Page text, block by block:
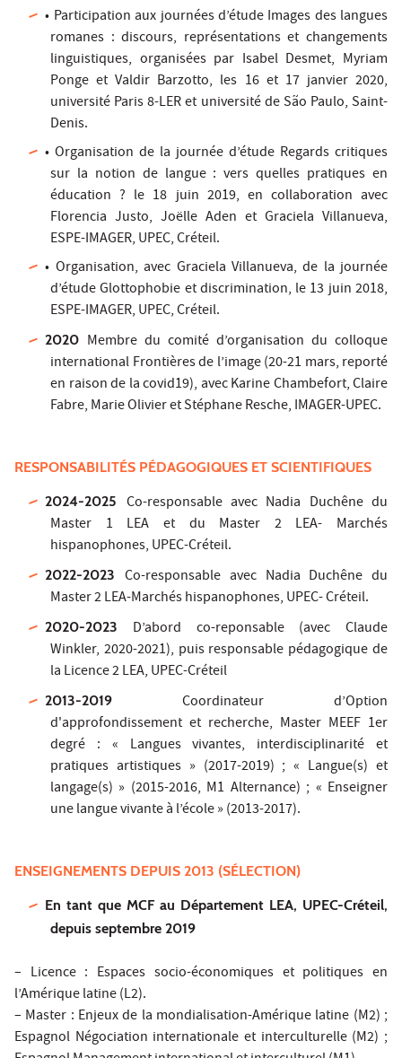
• Participation aux journées d’étude Images des langues
romanes : discours, représentations et changements
linguistiques, organisées par Isabel Desmet, Myriam
Ponge et Valdir Barzotto, les 16 et 17 janvier 2020,
université Paris 8-LER et université de São Paulo, Saint-
Denis.
• Organisation de la journée d’étude Regards critiques
sur la notion de langue : vers quelles pratiques en
éducation ? le 18 juin 2019, en collaboration avec
Florencia Justo, Joëlle Aden et Graciela Villanueva,
ESPE-IMAGER, UPEC, Créteil.
• Organisation, avec Graciela Villanueva, de la journée
d’étude Glottophobie et discrimination, le 13 juin 2018,
ESPE-IMAGER, UPEC, Créteil.
2020 Membre du comité d’organisation du colloque
international Frontières de l’image (20-21 mars, reporté
en raison de la covid19), avec Karine Chambefort, Claire
Fabre, Marie Olivier et Stéphane Resche, IMAGER-UPEC.
RESPONSABILITÉS PÉDAGOGIQUES ET SCIENTIFIQUES
2024-2025 Co-responsable avec Nadia Duchêne du
Master 1 LEA et du Master 2 LEA- Marchés
hispanophones, UPEC-Créteil.
2022-2023Co-responsable avec Nadia Duchêne du
Master 2 LEA-Marchés hispanophones, UPEC- Créteil.
2020-2023
D’abord co-reponsable (avec Claude
Winkler, 2020-2021), puis responsable pédagogique de
la Licence 2 LEA, UPEC-Créteil
2013-2019
Coordinateur d’Option
d'approfondissement et recherche, Master MEEF 1er
degré : « Langues vivantes, interdisciplinarité et
pratiques artistiques » (2017-2019) ; « Langue(s) et
langage(s) » (2015-2016, M1 Alternance) ; « Enseigner
une langue vivante à l’école » (2013-2017).
ENSEIGNEMENTS DEPUIS 2013 (SÉLECTION)
En tant que MCF au Département LEA, UPEC-Créteil,
depuis septembre 2019
– Licence : Espaces socio-économiques et politiques en
l’Amérique latine (L2).
– Master : Enjeux de la mondialisation-Amérique latine (M2) ;
Espagnol Négociation internationale et interculturelle (M2) ;